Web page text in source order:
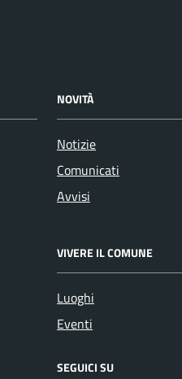
NOVITÀ
Notizie
Comunicati
Avvisi
VIVERE IL COMUNE
Luoghi
Eventi
SEGUICI SU